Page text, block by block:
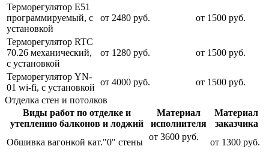
Терморегулятор Е51
программируемый, с
установкой
от 2480 руб. от 1500 руб.
Терморегулятор RTC
70.26 механический,
с установкой
от 1280 руб. от 1500 руб.
Терморегулятор YN-
01 wi-fi, с установкой
от 4000 руб.
от 1500 руб.
Отделка стен и потолков
Виды работ по отделке и
утеплению балконов и лоджий
Материал
исполнителя
Материал
заказчика
Обшивка вагонкой кат."0" стены
от 3600 руб.
от 1300 руб.